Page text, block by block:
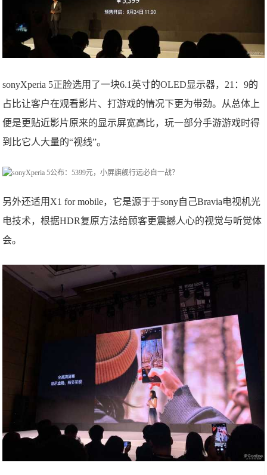
sonyXperia 5正脸选用了一块6.1英寸的OLED显示器，21：9的
占比让客户在观看影片、打游戏的情况下更为带劲。从总体上
便是更贴近影片原来的显示屏宽高比，玩一部分手游游戏时得
到比它人大量的“视线”。
另外还适用X1 for mobile，它是源于于sony自己Bravia电视机光
电技术，根据HDR复原方法给顾客更震撼人心的视觉与听觉体
会。